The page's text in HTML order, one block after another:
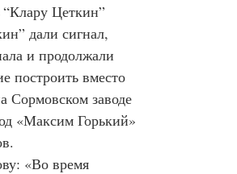
“Клару Цеткин”
дали сигнал,
и продолжали
построить вместо
Сормовском заводе
«Максим Горький»
«Во время